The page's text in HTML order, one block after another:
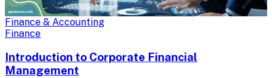
Finance & Accounting
Finance
Introduction to Corporate Financial
Management